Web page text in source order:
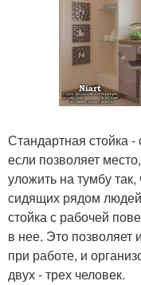
Стандартная стойка
если позволяет
уложить на тумбу
сидящих рядом
стойка с рабочей
в нее. Это позволяет
при работе, и
двух - трех человек.